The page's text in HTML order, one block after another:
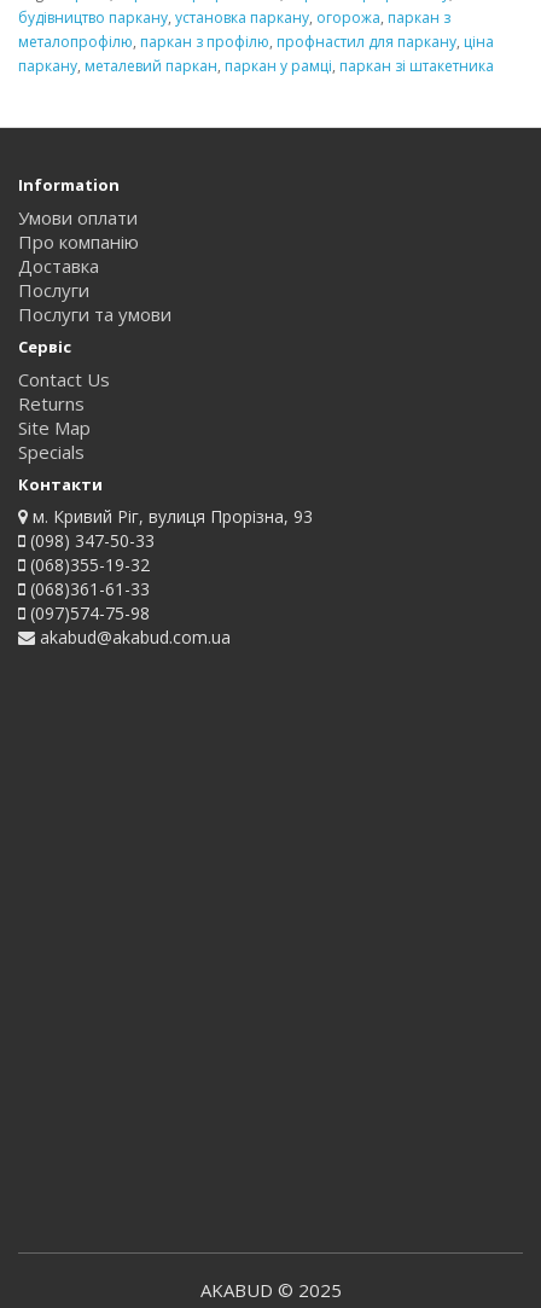
будівництво паркану, установка паркану, огорожа, паркан з
металопрофілю, паркан з профілю, профнастил для паркану, ціна
паркану, металевий паркан, паркан у рамці, паркан зі штакетника
Information
Умови оплати
Про компанію
Доставка
Послуги
Послуги та умови
Сервіс
Contact Us
Returns
Site Map
Specials
Контакти
м. Кривий Ріг, вулиця Прорізна, 93
(098) 347-50-33
(068)355-19-32
(068)361-61-33
(097)574-75-98
akabud@akabud.com.ua
AKABUD © 2025